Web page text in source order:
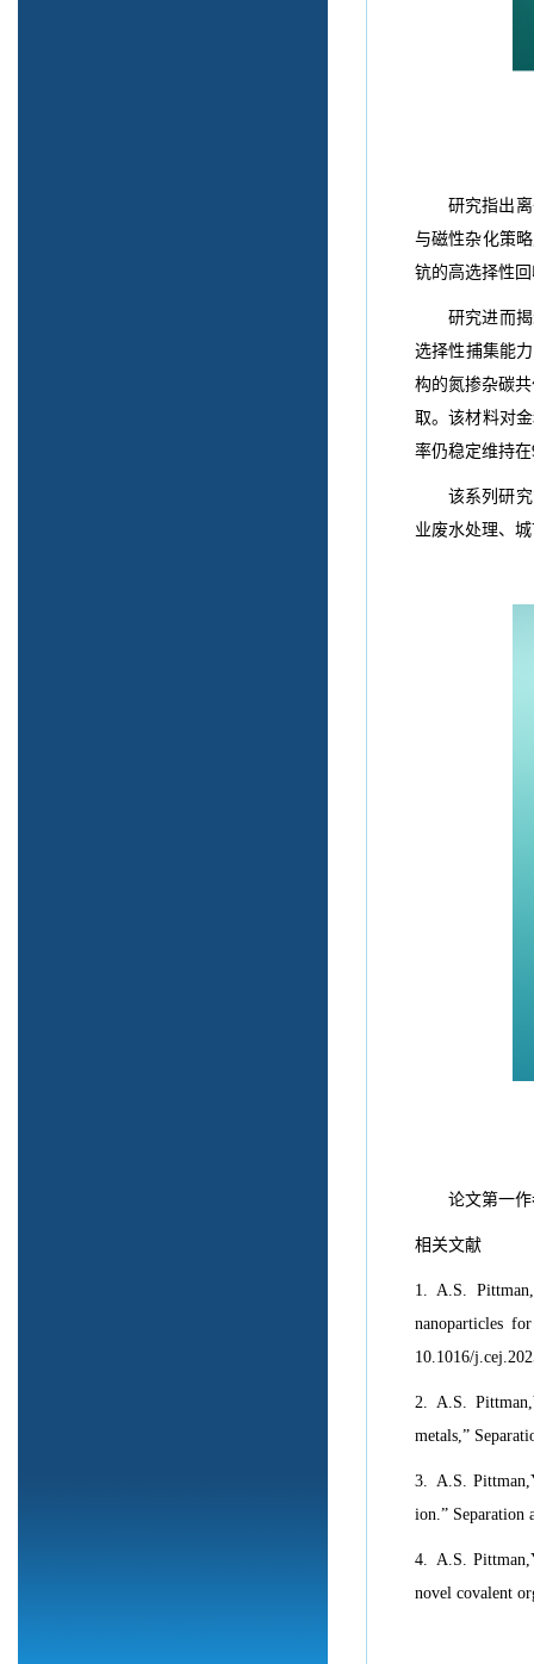
研究指出
与磁性杂化策
钪的高选择性
研究进而揭
选择性捕集能
构的氮掺杂碳
取。该材料对金
率仍稳定维持
该系列研
业废水处理、
论文第一
相关文献
1. A.S.
nanoparticles
10.1016/
2. A.S.
metals,”
3. A.S.
ion.” Separation
4. A.S.
novel covalent